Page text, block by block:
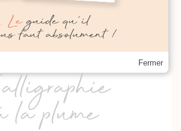
Fermer